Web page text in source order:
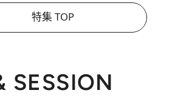
特集 TOP
SESSION